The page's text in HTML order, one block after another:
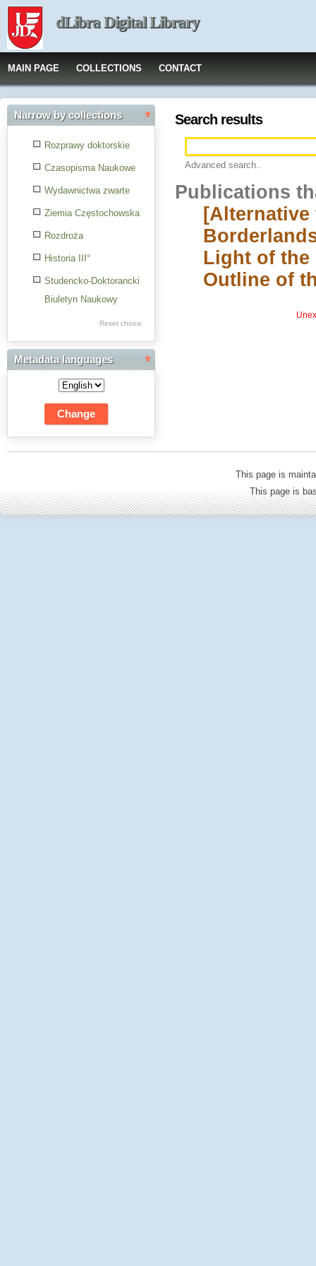
dLibra Digital Library
MAIN PAGE COLLECTIONS CONTACT
Narrow by collections
Rozprawy doktorskie
Czasopisma Naukowe
Wydawnictwa zwarte
Ziemia Częstochowska
Rozdroża
Historia III°
Studencko-Doktorancki
Biuletyn Naukowy
Res Academicae
Science Project Scripts
Biuletyn Informacyjny
WSP w Częstochowie
Reset choice
Metadata languages
Search results
Advanced search..
Publications
Light of the
Outline of
This page is
This page is